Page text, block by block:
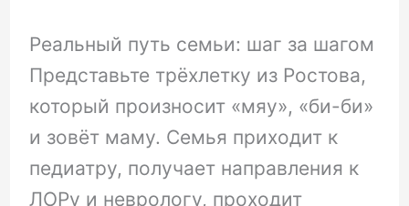
Реальный путь семьи: шаг за шагом
Представьте трёхлетку из Ростова,
который произносит «мяу», «би-би»
и зовёт маму. Семья приходит к
педиатру, получает направления к
ЛОРу и неврологу, проходит